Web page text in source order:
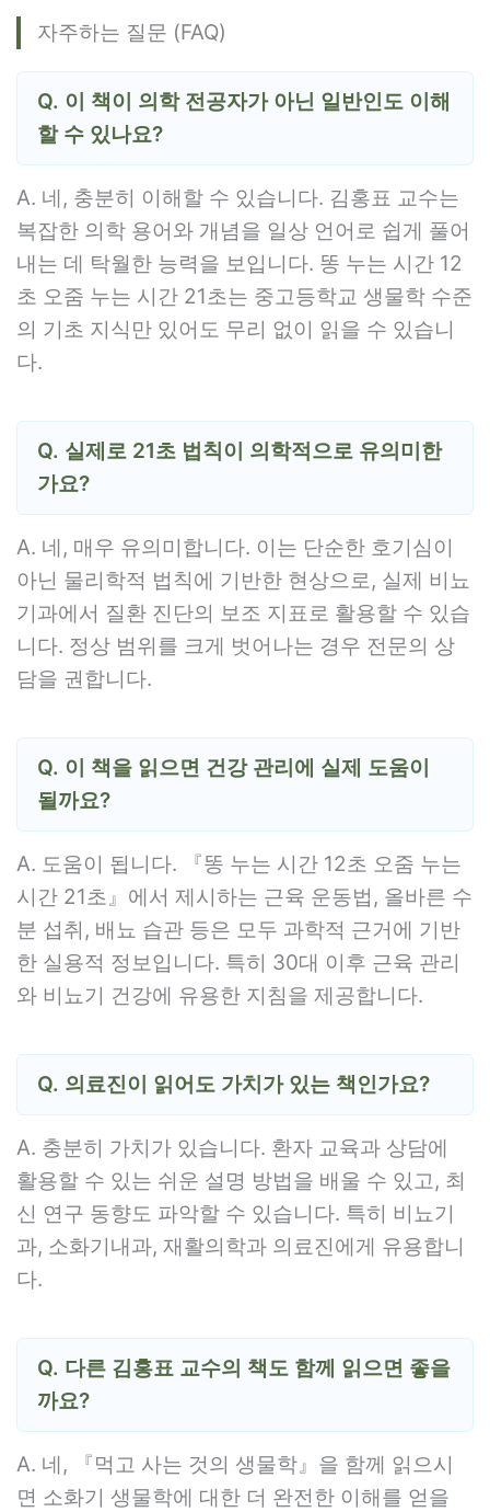
자주하는 질문 (FAQ)
Q. 이 책이 의학 전공자가 아닌 일반인도 이해
할 수 있나요?
A. 네, 충분히 이해할 수 있습니다. 김홍표 교수는
복잡한 의학 용어와 개념을 일상 언어로 쉽게 풀어
내는 데 탁월한 능력을 보입니다. 똥 누는 시간 12
초 오줌 누는 시간 21초는 중고등학교 생물학 수준
의 기초 지식만 있어도 무리 없이 읽을 수 있습니
다.
Q. 실제로 21초 법칙이 의학적으로 유의미한
가요?
A. 네, 매우 유의미합니다. 이는 단순한 호기심이
아닌 물리학적 법칙에 기반한 현상으로, 실제 비뇨
기과에서 질환 진단의 보조 지표로 활용할 수 있습
니다. 정상 범위를 크게 벗어나는 경우 전문의 상
담을 권합니다.
Q. 이 책을 읽으면 건강 관리에 실제 도움이
될까요?
A. 도움이 됩니다. 『똥 누는 시간 12초 오줌 누는
시간 21초』에서 제시하는 근육 운동법, 올바른 수
분 섭취, 배뇨 습관 등은 모두 과학적 근거에 기반
한 실용적 정보입니다. 특히 30대 이후 근육 관리
와 비뇨기 건강에 유용한 지침을 제공합니다.
Q. 의료진이 읽어도 가치가 있는 책인가요?
A. 충분히 가치가 있습니다. 환자 교육과 상담에
활용할 수 있는 쉬운 설명 방법을 배울 수 있고, 최
신 연구 동향도 파악할 수 있습니다. 특히 비뇨기
과, 소화기내과, 재활의학과 의료진에게 유용합니
다.
Q. 다른 김홍표 교수의 책도 함께 읽으면 좋을
까요?
A. 네, 『먹고 사는 것의 생물학』을 함께 읽으시
면 소화기 생물학에 대한 더 완전한 이해를 얻을